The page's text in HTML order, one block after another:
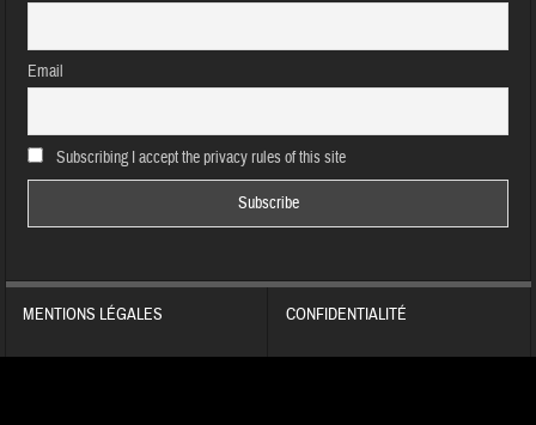
Email
Subscribing I accept the privacy rules of this site
MENTIONS LÉGALES CONFIDENTIALITÉ